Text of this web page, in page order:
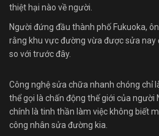
thiệt hại nào về người.
Người đứng đầu thành phố Fukuoka,
rằng khu vực đường vừa được sửa nay
so với trước đây.
Công nghệ sửa chữa nhanh chóng chỉ
thể gọi là chấn động thế giới của người
chính là tinh thần làm việc không biết
công nhân sửa đường kia.